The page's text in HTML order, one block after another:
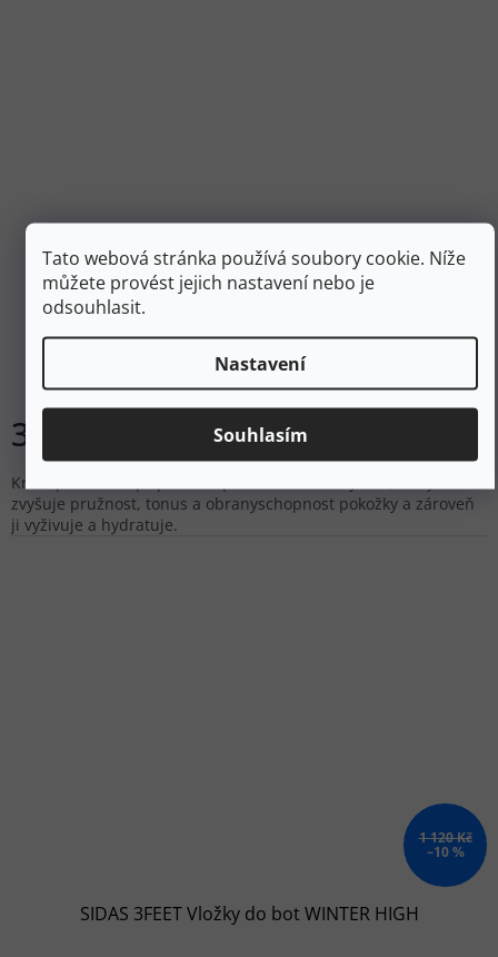
Tato webová stránka používá soubory cookie. Níže
můžete provést jejich nastavení nebo je
odsouhlasit.
Nastavení
Souhlasím
SIDAS Krém proti tření ANTI FRICTION CREAM 75 ml
395 Kč
Krém proti tření připraví na pokožce ochranný film, který
zvyšuje pružnost, tonus a obranyschopnost pokožky a zároveň
ji vyživuje a hydratuje.
1 120 Kč
–10 %
SIDAS 3FEET Vložky do bot WINTER HIGH